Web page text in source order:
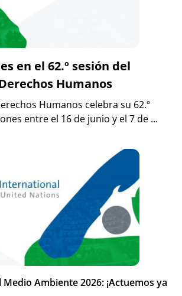
en el 62.º sesión del
Humanos
Humanos celebra su 62.º
entre el 16 de junio y el 7 de ...
Ambiente 2026: ¡Actuemos ya